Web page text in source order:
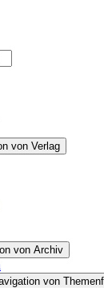
von Verlag
von Archiv
von